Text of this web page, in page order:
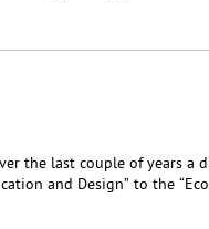
the last couple of years a
and Design” to the